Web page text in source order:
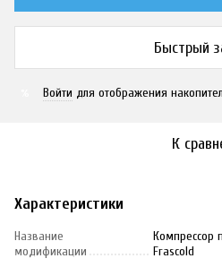
Быстрый
Войти для отображения
К
Характеристики
Название
модификации
Компрессор
Frascold